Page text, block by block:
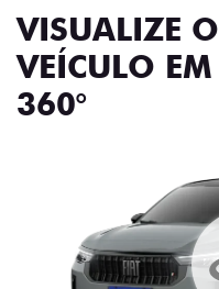
VISUALIZE O
VEÍCULO EM
360°